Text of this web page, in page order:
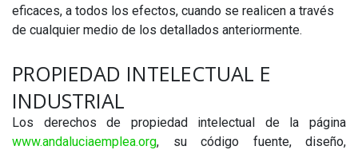
eficaces, a todos los efectos, cuando se realicen a través
de cualquier medio de los detallados anteriormente.
PROPIEDAD INTELECTUAL E
INDUSTRIAL
Los derechos de propiedad intelectual de la página
www.andaluciaemplea.org, su código fuente, diseño,